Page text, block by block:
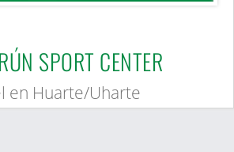
SPORT CENTER
en Huarte/Uharte